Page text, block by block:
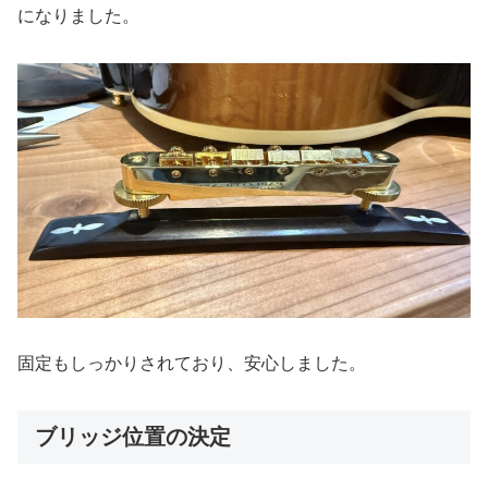
になりました。
固定もしっかりされており、安心しました。
ブリッジ位置の決定